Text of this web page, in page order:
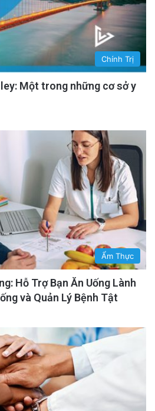
Chính Trị
Một trong những cơ sở y
Ẩm Thực
Hỗ Trợ Bạn Ăn Uống Lành
và Quản Lý Bệnh Tật